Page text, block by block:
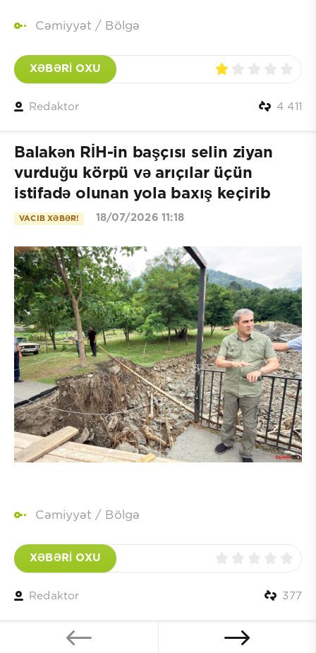
Cəmiyyət / Bölgə
XƏBƏRİ OXU
Redaktor 4 411
Balakən RİH-in başçısı selin ziyan
vurduğu körpü və arıçılar üçün
istifadə olunan yola baxış keçirib
VACIB XƏBƏR! 18/07/2026 11:18
Cəmiyyət / Bölgə
XƏBƏRİ OXU
Redaktor 377